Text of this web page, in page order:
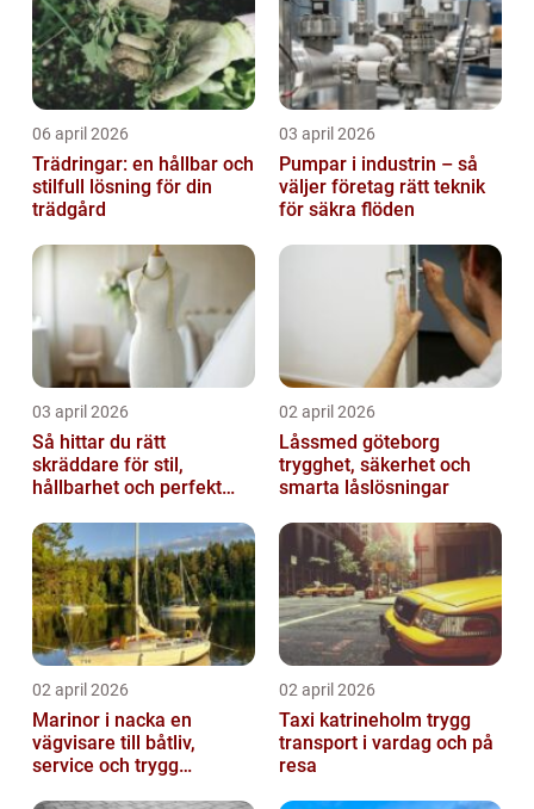
06 april 2026
Trädringar: en hållbar och
stilfull lösning för din
trädgård
03 april 2026
Pumpar i industrin – så
väljer företag rätt teknik
för säkra flöden
03 april 2026
Så hittar du rätt
skräddare för stil,
hållbarhet och perfekt
02 april 2026
Låssmed göteborg
trygghet, säkerhet och
smarta låslösningar
02 april 2026
Marinor i nacka en
vägvisare till båtliv,
service och trygg
02 april 2026
Taxi katrineholm trygg
transport i vardag och på
resa